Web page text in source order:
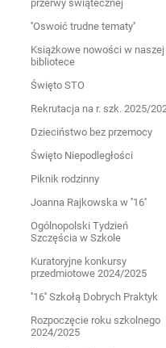
przerwy świątecznej
''Oswoić trudne tematy''
Książkowe nowości w naszej
bibliotece
Święto STO
Rekrutacja na r. szk. 2025/
Dzieciństwo bez przemocy
Święto Niepodległości
Piknik rodzinny
Joanna Rajkowska w ''16''
Ogólnopolski Tydzień
Szczęścia w Szkole
Kuratoryjne konkursy
przedmiotowe 2024/2025
''16'' Szkołą Dobrych Praktyk
Rozpoczęcie roku szkolnego
2024/2025